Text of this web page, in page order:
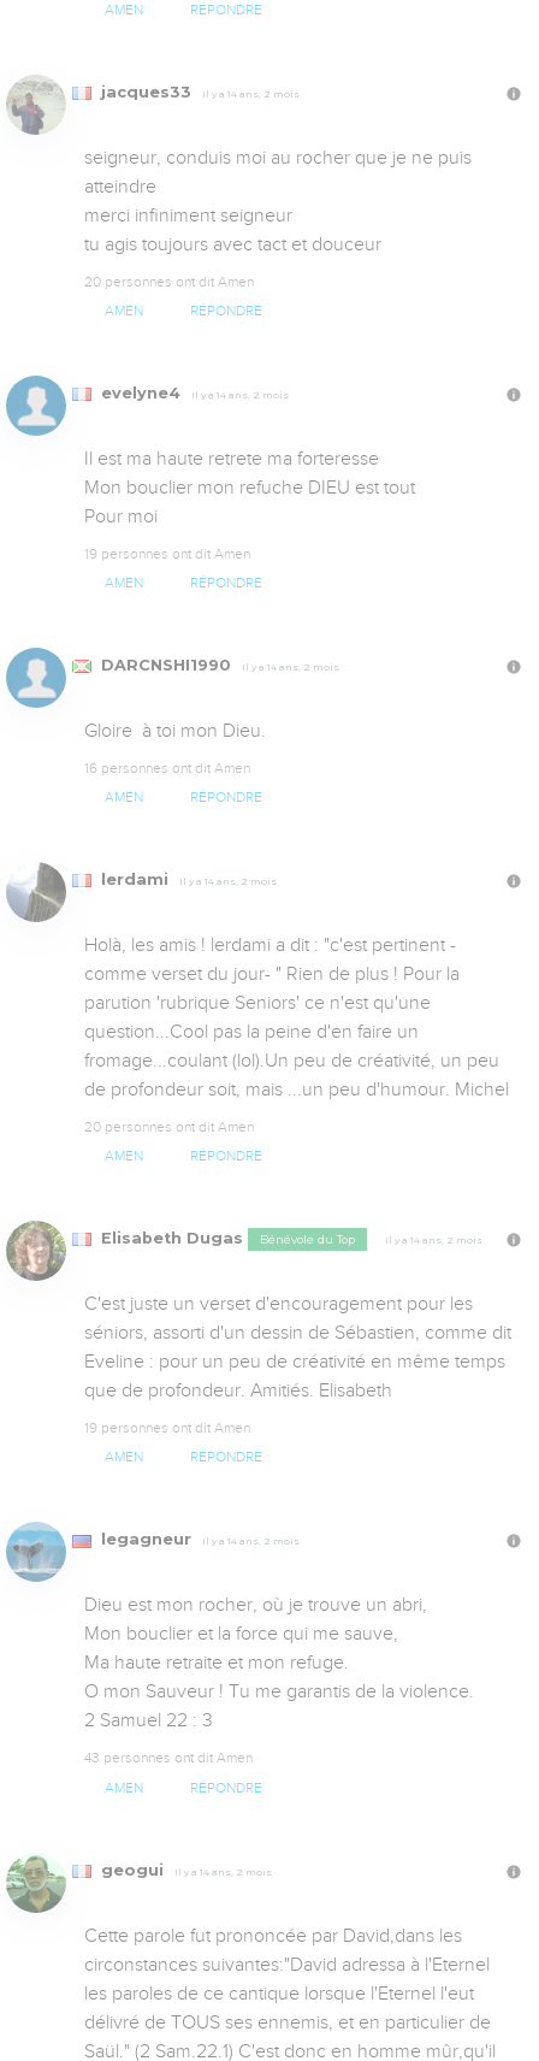
AMEN RÉPONDRE
jacques33 Il y a 14 ans, 2 mois
seigneur, conduis moi au rocher que je ne puis
atteindre
merci infiniment seigneur
tu agis toujours avec tact et douceur
20 personnes ont dit Amen
AMEN RÉPONDRE
evelyne4 Il y a 14 ans, 2 mois
Il est ma haute retrete ma forteresse
Mon bouclier mon refuche DIEU est tout
Pour moi
19 personnes ont dit Amen
AMEN RÉPONDRE
DARCNSHI1990 Il y a 14 ans, 2 mois
Gloire  à toi mon Dieu.
16 personnes ont dit Amen
AMEN RÉPONDRE
lerdami Il y a 14 ans, 2 mois
Holà, les amis ! lerdami a dit : "c'est pertinent -
comme verset du jour- " Rien de plus ! Pour la
parution 'rubrique Seniors' ce n'est qu'une
question...Cool pas la peine d'en faire un
fromage...coulant (lol).Un peu de créativité, un peu
de profondeur soit, mais ...un peu d'humour. Michel
20 personnes ont dit Amen
AMEN RÉPONDRE
Elisabeth Dugas Bénévole du Top Il y a 14 ans, 2 mois
C'est juste un verset d'encouragement pour les
séniors, assorti d'un dessin de Sébastien, comme dit
Eveline : pour un peu de créativité en même temps
que de profondeur. Amitiés. Elisabeth
19 personnes ont dit Amen
AMEN RÉPONDRE
legagneur Il y a 14 ans, 2 mois
Dieu est mon rocher, où je trouve un abri,
Mon bouclier et la force qui me sauve,
Ma haute retraite et mon refuge.
O mon Sauveur ! Tu me garantis de la violence.
2 Samuel 22 : 3
43 personnes ont dit Amen
AMEN RÉPONDRE
geogui Il y a 14 ans, 2 mois
Cette parole fut prononcée par David,dans les
circonstances suivantes:"David adressa à l'Eternel
les paroles de ce cantique lorsque l'Eternel l'eut
délivré de TOUS ses ennemis, et en particulier de
Saül." (2 Sam.22.1) C'est donc en homme mûr,qu'il